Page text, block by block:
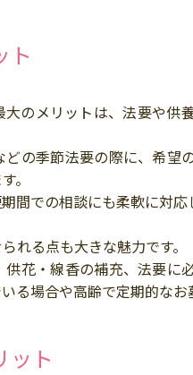
ト
のメリットは、法要や供
の季節法要の際に、希望
。
間での相談にも柔軟に対
れる点も大きな魅力です。
花・線香の補充、法要に
る場合や高齢で定期的なお
ット